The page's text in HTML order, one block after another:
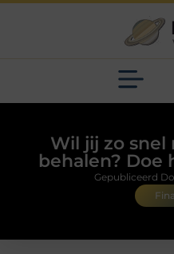
Wil jij zo
behalen? Doe
Gepubliceerd